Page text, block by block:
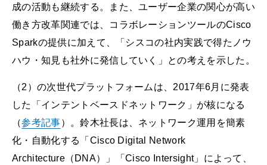
成の活動も継続する。また、ユーザー企業の関心が高い
働き方改革関連では、コラボレーションツールのCisco
Sparkの提供に加えて、「シスコの社内実践で得たノウ
ハウ・知見も社外に発信していく」との考えを示した。
（2）の次世代プラットフォームは、2017年6月に発表
した「インテントベースドネットワーク」が核になる
（参考記事）。鈴木社長は、ネットワーク運用を簡素
化・自動化する「Cisco Digital Network
Architecture（DNA）」「Cisco Intersight」によって、